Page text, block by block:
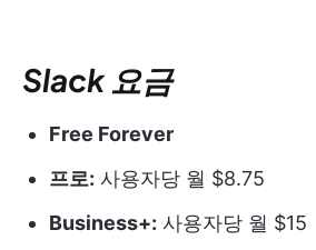
Slack 요금
Free Forever
프로: 사용자당 월 $8.75
Business+: 사용자당 월 $15